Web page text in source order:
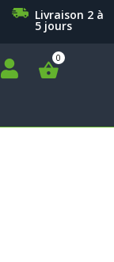
Livraison 2 à
5 jours
